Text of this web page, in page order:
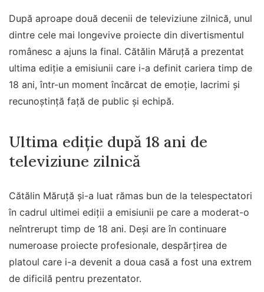
După aproape două decenii de televiziune zilnică, unul
dintre cele mai longevive proiecte din divertismentul
românesc a ajuns la final. Cătălin Măruță a prezentat
ultima ediție a emisiunii care i-a definit cariera timp de
18 ani, într-un moment încărcat de emoție, lacrimi și
recunoștință față de public și echipă.
Ultima ediție după 18 ani de
televiziune zilnică
Cătălin Măruță și-a luat rămas bun de la telespectatori
în cadrul ultimei ediții a emisiunii pe care a moderat-o
neîntrerupt timp de 18 ani. Deși are în continuare
numeroase proiecte profesionale, despărțirea de
platoul care i-a devenit a doua casă a fost una extrem
de dificilă pentru prezentator.